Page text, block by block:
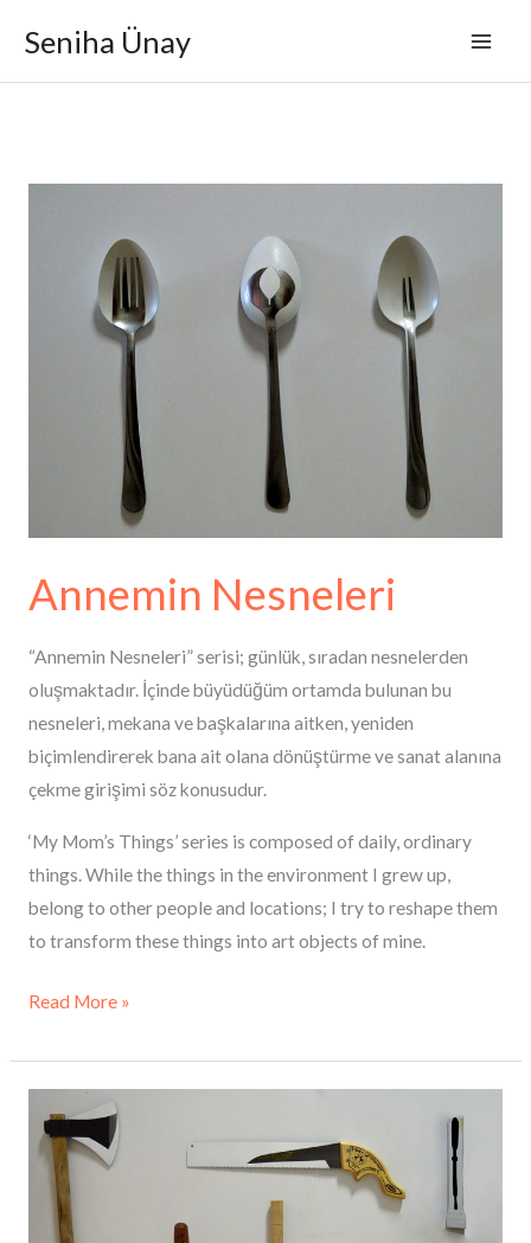
atlaSeniha Ünay
Annemin Nesneleri
“Annemin Nesneleri” serisi; günlük, sıradan nesnelerden
oluşmaktadır. İçinde büyüdüğüm ortamda bulunan bu
nesneleri, mekana ve başkalarına aitken, yeniden
biçimlendirerek bana ait olana dönüştürme ve sanat alanına
çekme girişimi söz konusudur.
‘My Mom’s Things’ series is composed of daily, ordinary
things. While the things in the environment I grew up,
belong to other people and locations; I try to reshape them
to transform these things into art objects of mine.
Read More »
Nesneleri